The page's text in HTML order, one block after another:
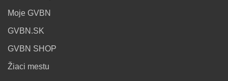
Moje GVBN
GVBN.SK
GVBN SHOP
Žiaci mestu